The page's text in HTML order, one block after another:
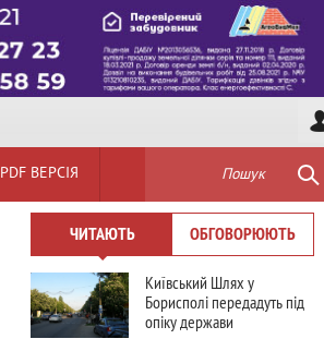
PDF ВЕРСІЯ Пошук
ЧИТАЮТЬ ОБГОВОРЮЮТЬ
Київський Шлях у
Борисполі передадуть під
опіку держави